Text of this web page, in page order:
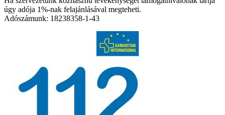
úgy adója 1%-nak felajánlásával megteheti.
Adószámunk: 18238358-1-43